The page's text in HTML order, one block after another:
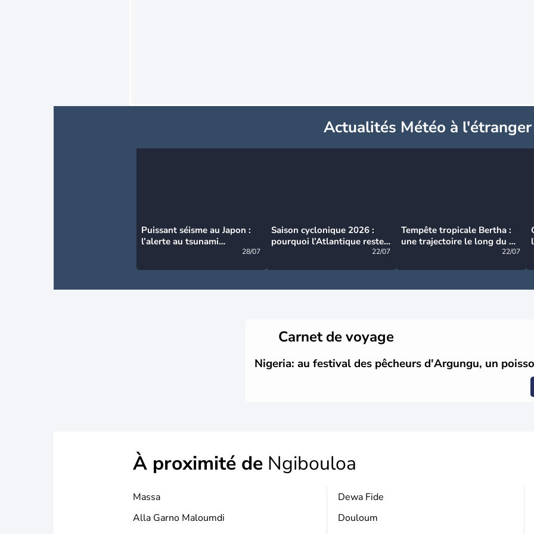
Actualités Météo à l'étranger
Puissant séisme au Japon :
l’alerte au tsunami
28/07
Saison cyclonique 2026 :
pourquoi l’Atlantique reste
22/07
Tempête tropicale Bertha :
une trajectoire le long du du
22/07
Carnet de voyage
Nigeria: au festival des pêcheurs d'Argungu, un
À proximité de Ngibouloa
Massa
Alla Garno Maloumdi
Dewa Fide
Douloum